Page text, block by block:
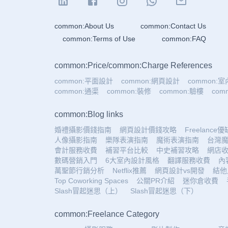
common:About Us
common:Contact Us
common:Terms of Use
common:FAQ
common:Price/common:Charge References
common:平面設計 common:網頁設計
common:室
common:通渠
common:裝修 common:驗樓
common:Blog links
婚禮攝影價錢指南 網頁設計價錢攻略
Freelance優
人像攝影指南
樂隊表演指南 魔術表演指南
台灣
會計服務收費
補習平台比較 中史補習攻略
網店
數碼營銷入門
6大室內設計風格 翻譯服務收費
內
萬聖節行銷分析
Netflix推薦 網頁設計vs開發
結
Top Coworking Spaces
公關PR介紹 迷你倉收費
Slash冒起迷思（上）
Slash冒起迷思（下）
common:Freelance Category